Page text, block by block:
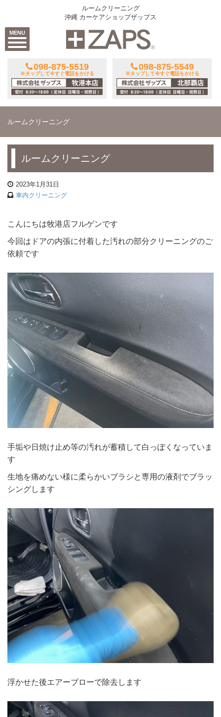
MENU
ルームクリーニング
沖縄 カーケアショップザップス
098-875-5519
※タップして今すぐ電話をかける
098-875-5549
※タップして今すぐ電話をかける
ルームクリーニング
ルームクリーニング
2023年1月31日
車内クリーニング
こんにちは牧港店フルゲンです
今回はドアの内張に付着した汚れの部分クリーニングのご
依頼です
手垢や日焼け止め等の汚れが蓄積して白っぽくなっていま
す
生地を痛めない様に柔らかいブラシと専用の液剤でブラッ
シングします
浮かせた後エアーブローで除去します